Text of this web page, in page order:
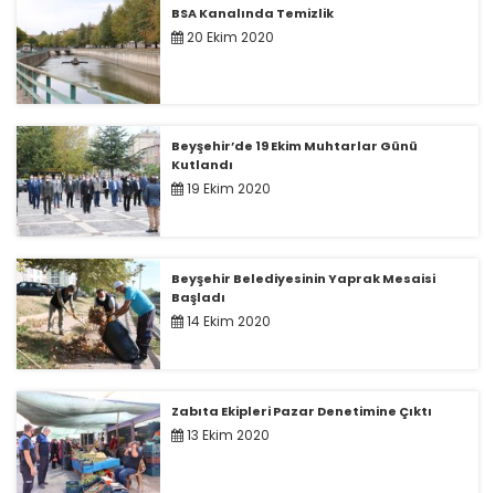
BSA Kanalında Temizlik
20 Ekim 2020
Beyşehir’de 19 Ekim Muhtarlar Günü
Kutlandı
19 Ekim 2020
Beyşehir Belediyesinin Yaprak Mesaisi
Başladı
14 Ekim 2020
Zabıta Ekipleri Pazar Denetimine Çıktı
13 Ekim 2020